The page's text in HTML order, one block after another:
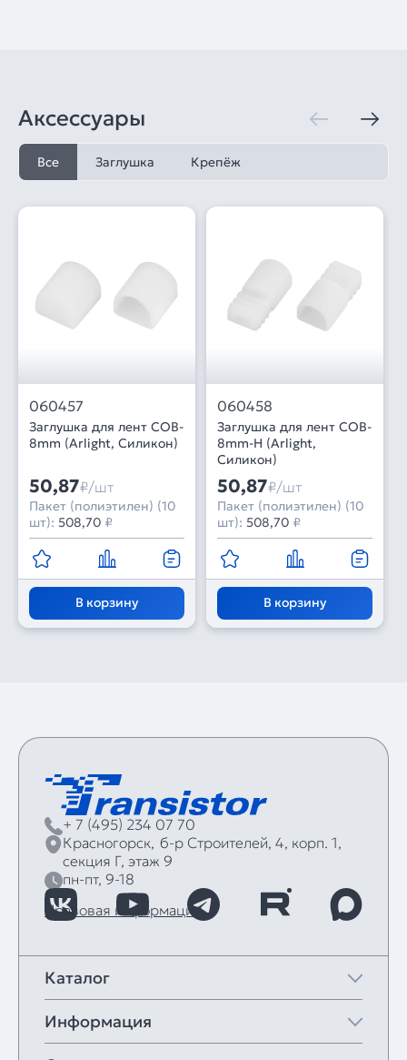
Аксессуары
Все Заглушка Крепёж
060457
Заглушка для лент COB-
8mm (Arlight, Силикон)
50,87₽/шт
Пакет (полиэтилен) (10
шт): 508,70 ₽
В корзину
060458
Заглушка для лент COB-
8mm-H (Arlight,
Силикон)
50,87₽/шт
Пакет (полиэтилен) (10
шт): 508,70 ₽
В корзину
+ 7 (495) 234 07 70
Красногорск, б‑р Строителей, 4, корп. 1,
секция Г, этаж 9
пн-пт, 9-18
Правовая информация
Каталог
Информация